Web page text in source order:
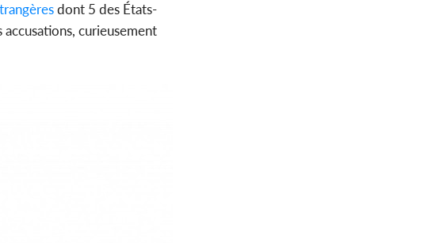
dont 5 des États-
curieusement